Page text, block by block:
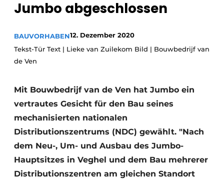
Podcasts
Geschichte Metadaten
Ein Stellenangebot registrieren
Glas
Modularer Aufbau
Jumbo abgeschlossen
BAUVORHABEN12. Dezember 2020
Tekst-Tür Text | Lieke van Zuilekom Bild | Bouwbedrijf van
de Ven
Mit Bouwbedrijf van de Ven hat Jumbo ein
vertrautes Gesicht für den Bau seines
mechanisierten nationalen
Distributionszentrums (NDC) gewählt. "Nach
dem Neu-, Um- und Ausbau des Jumbo-
Hauptsitzes in Veghel und dem Bau mehrerer
Distributionszentren am gleichen Standort